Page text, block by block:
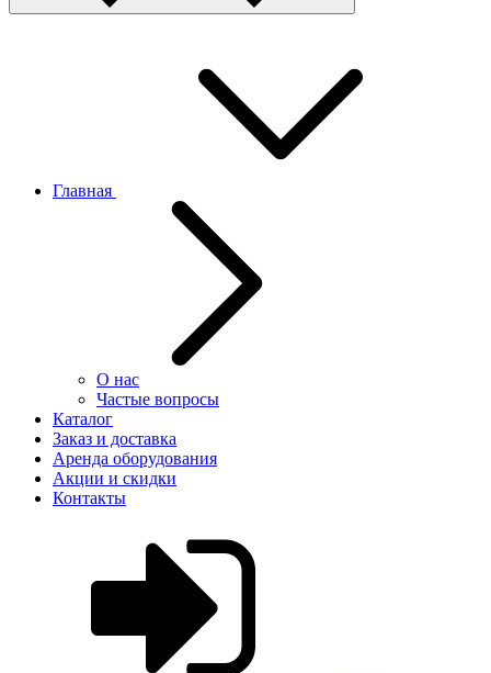
Главная
О нас
Частые вопросы
Каталог
Заказ и доставка
Аренда оборудования
Акции и скидки
Контакты